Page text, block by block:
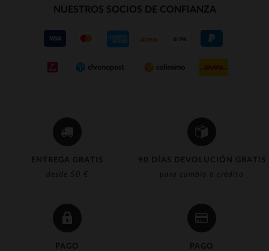
ENTREGA GRATIS
desde 50 €
90 DÍAS DEVOLUCIÓN GRATIS
para cambio o crédito
PAGO
PAGO
NUESTROS SOCIOS DE CONFIANZA